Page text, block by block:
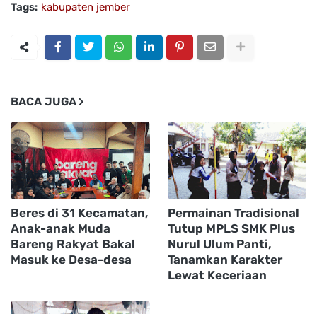
Tags: kabupaten jember
BACA JUGA
Beres di 31 Kecamatan,
Anak-anak Muda
Bareng Rakyat Bakal
Masuk ke Desa-desa
Permainan Tradisional
Tutup MPLS SMK Plus
Nurul Ulum Panti,
Tanamkan Karakter
Lewat Keceriaan